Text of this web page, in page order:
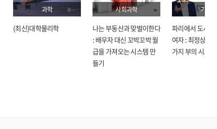
어느 쿠폰 중독자의 고백
나에게 맞는 적절한 보상은 무엇일까?
신간 『무조건 달라진다』(21세기북스 펴냄)의 저자인 션 영(Sean D. Young)은
‘조건만 형성되면 인간은 움직인다’는 75년 묵은 스키너의 행동주의 이론이나
‘동기부여로 행동을 얼마든지 바꿀 수 있다’는 기존의 상식을 모두 뒤엎으며 습관을
만드는 가장 과학적인 방법을 제시한다.
저자는 행동 변화는 굳은 결심이나 의지로 해결될 수 있는 문제가 아니라고
과학
(최신)대학물리학
사회과학
나는 부동산과 맞벌이한다
: 배우자 대신 꼬박꼬박 월
급을 가져오는 시스템 만
들기
기술
파리에서 도시락
여자 : 최정상으
가지 부의 시크릿